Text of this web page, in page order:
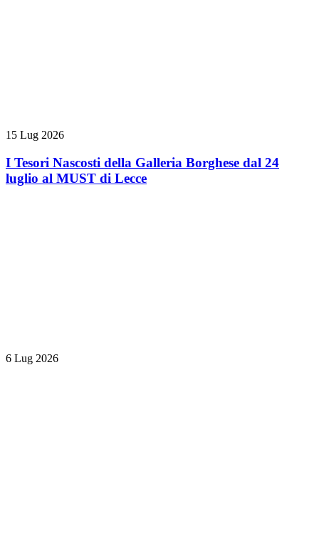
15 Lug 2026
I Tesori Nascosti della Galleria Borghese dal 24
luglio al MUST di Lecce
6 Lug 2026